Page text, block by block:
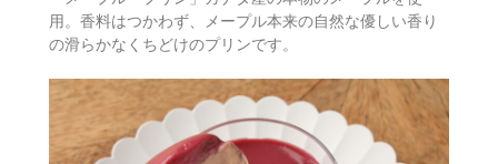
用。香料はつかわず、メープル本来の自然な優しい香り
の滑らかなくちどけのプリンです。